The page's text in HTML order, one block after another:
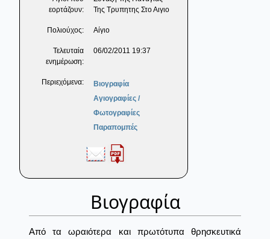
εορτάζουν:
Της Τρυπητης Στο Αιγιο
Πολιούχος: Αίγιο
Τελευταία
ενημέρωση:
06/02/2011 19:37
Περιεχόμενα:
Βιογραφία
Αγιογραφίες /
Φωτογραφίες
Παραπομπές
Βιογραφία
Aπό τα ωραιότερα και πρωτότυπα θρησκευτικά